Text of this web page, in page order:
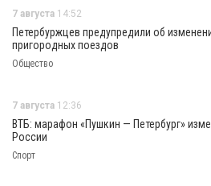
7 августа 14:52
Петербуржцев предупредили об
пригородных поездов
Общество
7 августа 12:36
ВТБ: марафон «Пушкин — Петербург»
России
Спорт